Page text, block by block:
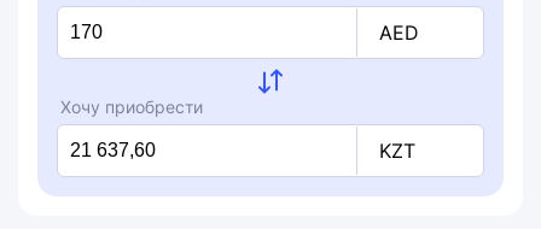
AED
Хочу приобрести
KZT